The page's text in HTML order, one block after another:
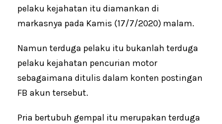
pelaku kejahatan itu diamankan di
markasnya pada Kamis (17/7/2020) malam.
Namun terduga pelaku itu bukanlah terduga
pelaku kejahatan pencurian motor
sebagaimana ditulis dalam konten postingan
FB akun tersebut.
Pria bertubuh gempal itu merupakan terduga